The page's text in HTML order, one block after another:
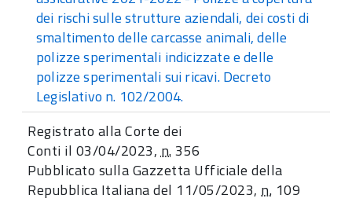
dei rischi sulle strutture aziendali, dei costi di
smaltimento delle carcasse animali, delle
polizze sperimentali indicizzate e delle
polizze sperimentali sui ricavi. Decreto
Legislativo n. 102/2004.
Registrato alla Corte dei
Conti il 03/04/2023,n.356
Pubblicato sulla Gazzetta Ufficiale della
Repubblica Italiana del 11/05/2023,n. 109